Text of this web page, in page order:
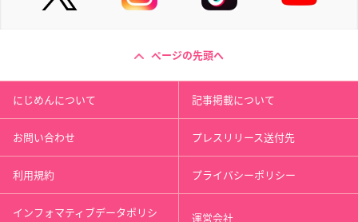
ページの先頭へ
にじめんについて 記事掲載について
お問い合わせ プレスリリース送付先
利用規約 プライバシーポリシー
インフォマティブデータポリシ 運営会社